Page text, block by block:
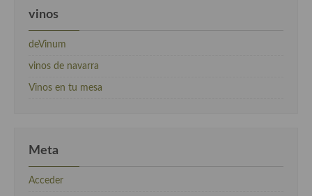
vinos
deVinum
vinos de navarra
Vinos en tu mesa
Meta
Acceder